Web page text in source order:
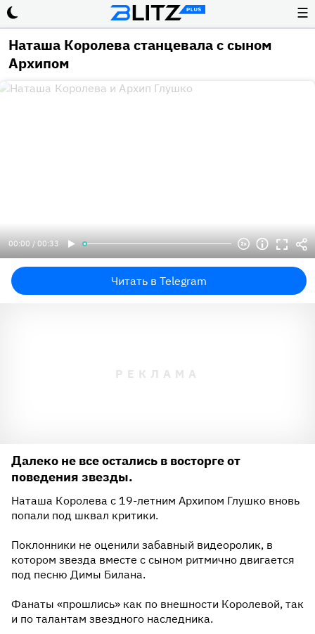
☰
Наташа Королева станцевала с сыном
Архипом
00:00 / 00:33
Читать в Telegram
Далеко не все остались в восторге от
поведения звезды.
Наташа Королева с 19-летним Архипом Глушко вновь
попали под шквал критики.
Поклонники не оценили забавный видеоролик, в
котором звезда вместе с сыном ритмично двигается
под песню Димы Билана.
Фанаты «прошлись» как по внешности Королевой, так
и по талантам звездного наследника.